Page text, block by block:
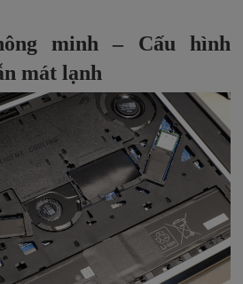
minh – Cấu hình
mát lạnh